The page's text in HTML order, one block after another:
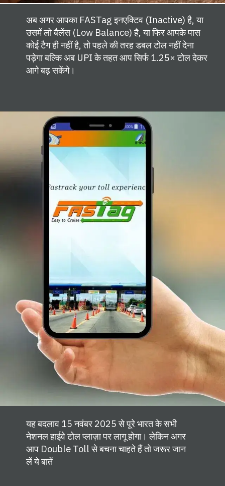
अब अगर आपका FASTag इनएक्टिव (Inactive) है, या
उसमें लो बैलेंस (Low Balance) है, या फिर आपके पास
कोई टैग ही नहीं है, तो पहले की तरह डबल टोल नहीं देना
पड़ेगा बल्कि अब UPI के तहत आप सिर्फ 1.25× टोल देकर
आगे बढ़ सकेंगे।
यह बदलाव 15 नवंबर 2025 से पूरे भारत के सभी
नेशनल हाईवे टोल प्लाज़ा पर लागू होगा। लेकिन अगर
आप Double Toll से बचना चाहते हैं तो जरूर जान
लें ये बातें